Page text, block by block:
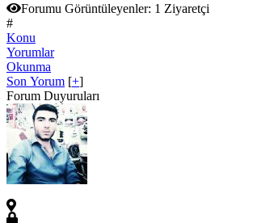
Forumu Görüntüleyenler: 1 Ziyaretçi
#
Konu
Yorumlar
Okunma
Son Yorum [+]
Forum Duyuruları